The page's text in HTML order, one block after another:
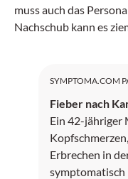
muss auch das
Nachschub kann es
SYMPTOMA.COM
Fieber nach
Ein 42-jähriger
Erbrechen in
symptomatisch